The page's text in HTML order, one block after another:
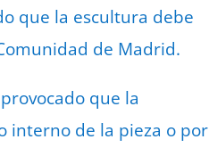
que la escultura debe
de Madrid.
que la
interno de la pieza o por